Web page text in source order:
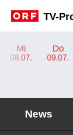
TV-
Mi
08.07.
Do
09.07.
News